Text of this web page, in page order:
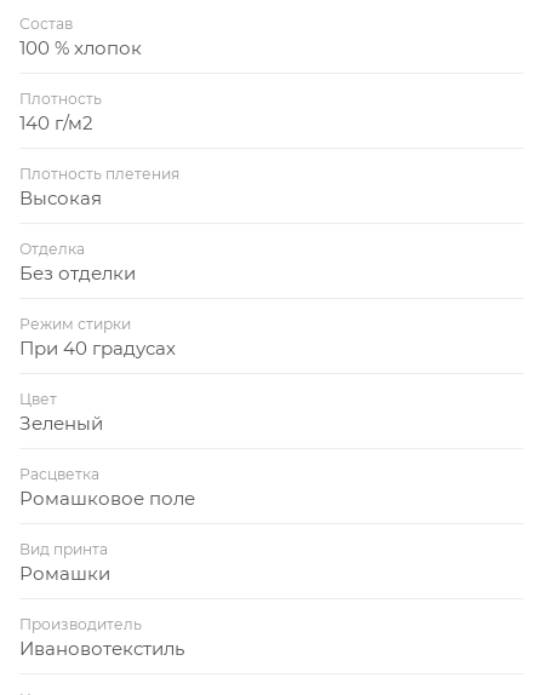
Состав
100 % хлопок
Плотность
140 г/м2
Плотность плетения
Высокая
Отделка
Без отделки
Режим стирки
При 40 градусах
Цвет
Зеленый
Расцветка
Ромашковое поле
Вид принта
Ромашки
Производитель
Ивановотекстиль